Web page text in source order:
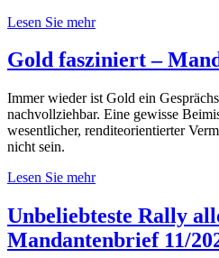
Lesen Sie mehr
Gold fasziniert –
Immer wieder ist Gold ein
nachvollziehbar. Eine gewisse
wesentlicher, renditeorientierter
nicht sein.
Lesen Sie mehr
Unbeliebteste Rally
Mandantenbrief 11/